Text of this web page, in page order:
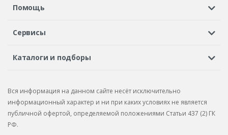
Регистрация или вход
Помощь
Шины в кредит
Сервисы
Автосервисы
Бонусная программа
Рекламации по услугам
Каталоги и подборы
Подбор запчастей
Каталог запчастей
Вся информация на данном сайте несёт исключительно
информационный характер и ни при каких условиях не является
публичной офертой, определяемой положениями Статьи 437 (2) ГК
РФ.